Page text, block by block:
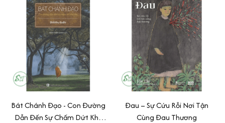
Bát Chánh Đạo - Con Đường
Dẫn Đến Sự Chấm Dứt Khổ
Đau – Sự Cứu Rỗi Nơi Tận
Cùng Đau Thương